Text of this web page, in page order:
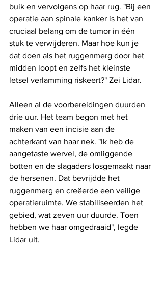
buik en vervolgens op haar rug. "Bij een
operatie aan spinale kanker is het van
cruciaal belang om de tumor in één
stuk te verwijderen. Maar hoe kun je
dat doen als het ruggenmerg door het
midden loopt en zelfs het kleinste
letsel verlamming riskeert?" Zei Lidar.
Alleen al de voorbereidingen duurden
drie uur. Het team begon met het
maken van een incisie aan de
achterkant van haar nek. "Ik heb de
aangetaste wervel, de omliggende
botten en de slagaders losgemaakt naar
de hersenen. Dat bevrijdde het
ruggenmerg en creëerde een veilige
operatieruimte. We stabiliseerden het
gebied, wat zeven uur duurde. Toen
hebben we haar omgedraaid", legde
Lidar uit.